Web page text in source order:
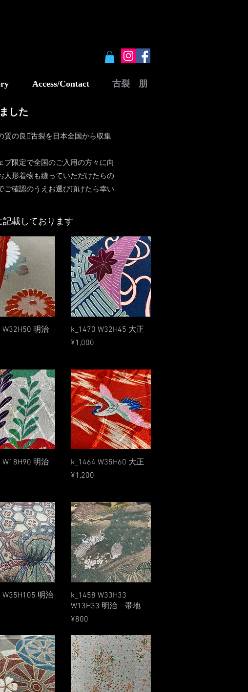
Access/Contact 古裂 朋
した
の良い͡古裂を日本全国から収集
限定で全国のご入用の方々に向
人形着物も縫っていただけたらの
ご確認のうえお選び頂けたら幸い
載しております
Quick View
W32H50 明治
Quick View
k_1470 W32H45 大正
Price
¥1,000
Quick View
W18H90 明治
Quick View
k_1464 W35H60 大正
Price
¥1,200
Quick View
W35H105 明治
Quick View
k_1458 W33H33
W13H33 明治 帯地
Price
¥800